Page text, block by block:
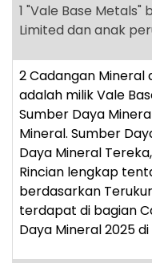
1 "Vale Base Metals"
Limited dan anak
2Cadangan Mineral
adalah milik Vale
Sumber Daya
Mineral. Sumber
Daya Mineral
Rincian lengkap
berdasarkan
terdapat di bagian
Daya Mineral 2025